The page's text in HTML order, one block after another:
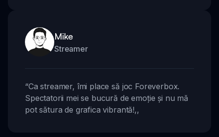
Mike
Streamer
“Ca streamer, îmi place să joc Foreverbox.
Spectatorii mei se bucură de emoție și nu mă
pot sătura de grafica vibrantă!,,